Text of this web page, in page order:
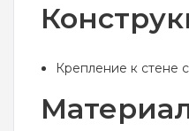
Крепление к стене